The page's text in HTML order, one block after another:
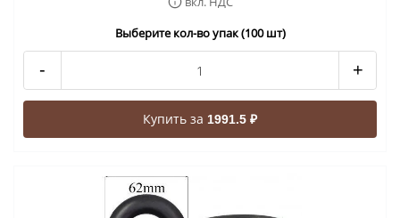
Выберите кол-во упак (100 шт)
- +
Купить за 1991.5 ₽